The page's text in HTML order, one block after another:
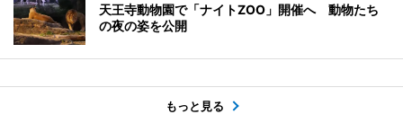
天王寺動物園で「ナイトZOO」開催へ 動物たち
の夜の姿を公開
もっと見る